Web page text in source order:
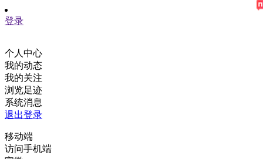
登录
个人中心
我的动态
我的关注
浏览足迹
系统消息
退出登录
移动端
访问手机端